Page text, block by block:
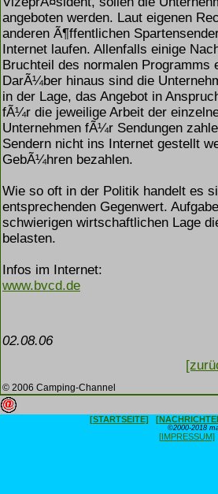
angeboten werden. Laut eigenen
anderen Ã¶ffentlichen
Internet laufen. Allenfalls einige
Bruchteil des normalen Programms
DarÃ¼ber hinaus sind die
in der Lage, das Angebot in
fÃ¼r die jeweilige Arbeit der
Unternehmen fÃ¼r Sendungen
Sendern nicht ins Internet gestellt
GebÃ¼hren bezahlen.
Wie so oft in der Politik handelt es
entsprechenden Gegenwert.
schwierigen wirtschaftlichen Lage
belasten.
Infos im Internet:
www.bvcd.de
02.08.06
© 2006 Camping-Channel
[STARTSEITE]
©2000-2018
[IMPRESSUM]